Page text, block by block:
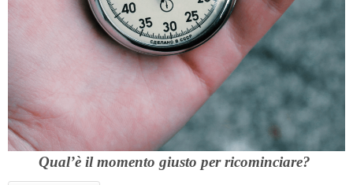
Qual’è il momento giusto per ricominciare?